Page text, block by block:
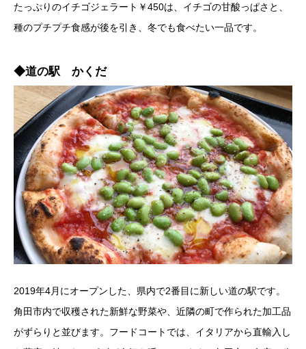
たっぷりのイチゴジェラート￥450は、イチゴの甘酸っぱさと、
種のプチプチ食感が後を引き、冬でも食べたい一品です。
◆道の駅 かくだ
2019年4月にオープンした、県内で2番目に新しい道の駅です。
角田市内で収穫された新鮮な野菜や、近隣の町で作られた加工品
がずらりと並びます。フードコートでは、イタリアから直輸入し